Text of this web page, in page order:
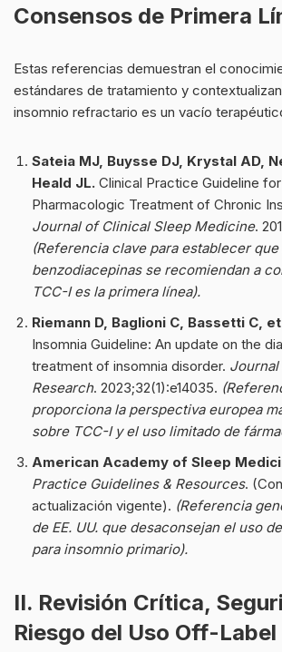
Consensos de Primera
Estas referencias demuestran el
estándares de tratamiento y
insomnio refractario es un vacío
Sateia MJ, Buysse DJ, Krystal AD,
Heald JL. Clinical Practice Guideline
Pharmacologic Treatment of Chronic
Journal of Clinical Sleep Medicine.
(Referencia clave para establecer que
benzodiacepinas se recomiendan a
TCC-I es la primera línea).
Riemann D, Baglioni C, Bassetti C,
Insomnia Guideline: An update on the
treatment of insomnia disorder.
Research. 2023;32(1):e14035.
proporciona la perspectiva europea
sobre TCC-I y el uso limitado de
American Academy of Sleep
Practice Guidelines & Resources.
actualización vigente). (Referencia
de EE. UU. que desaconsejan el uso
para insomnio primario).
II. Revisión Crítica,
Riesgo del Uso Off-Label